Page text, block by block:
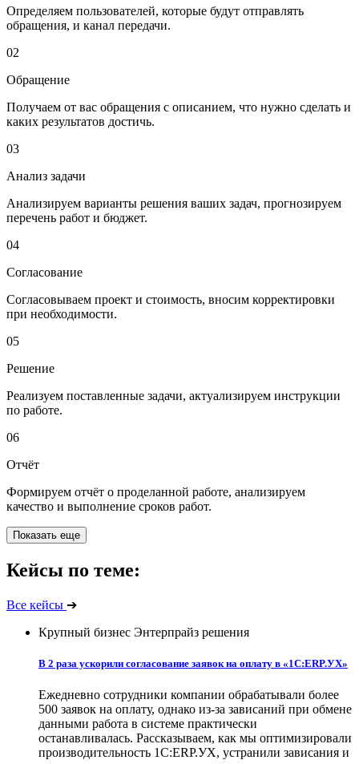
Определяем пользователей, которые будут отправлять
обращения, и канал передачи.
02
Обращение
Получаем от вас обращения с описанием, что нужно сделать и
каких результатов достичь.
03
Анализ задачи
Анализируем варианты решения ваших задач, прогнозируем
перечень работ и бюджет.
04
Согласование
Согласовываем проект и стоимость, вносим корректировки
при необходимости.
05
Решение
Реализуем поставленные задачи, актуализируем инструкции
по работе.
06
Отчёт
Формируем отчёт о проделанной работе, анализируем
качество и выполнение сроков работ.
Показать еще
Кейсы по теме:
Все кейсы ➔
Крупный бизнес Энтерпрайз решения
В 2 раза ускорили согласование заявок на оплату в «1С:ERP.УХ»
Ежедневно сотрудники компании обрабатывали более
500 заявок на оплату, однако из-за зависаний при обмене
данными работа в системе практически
останавливалась. Рассказываем, как мы оптимизировали
производительность 1С:ERP.УХ, устранили зависания и